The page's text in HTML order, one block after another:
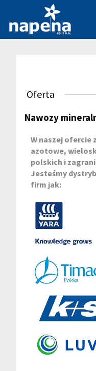
Oferta
Nawozy
W naszej ofercie
azotowe,
polskich i
Jesteśmy
firm jak: